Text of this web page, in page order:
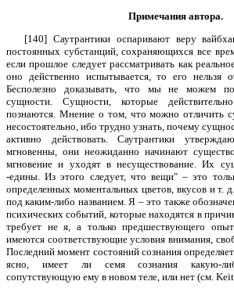
Примечания автора.
[140] Саутрантики оспаривают веру
постоянных субстанций, сохраняющихся все
если прошлое следует рассматривать как
оно действенно испытывается, то его нельзя
Бесполезно доказывать, что мы не можем
сущности. Сущности, которые
познаются. Мнение о том, что можно отличить
несостоятельно, ибо трудно узнать, почему
активно действовать. Саутрантики
мгновенны, они неожиданно начинают
мгновение и уходят в несуществование. Их
-едины. Из этого следует, что вещи" – это
определенных моментальных цветов, вкусов и т.
под каким-либо названием. Я – это также
психических событий, которые находятся в
требует не я, а только предшествующего
имеются соответствующие условия внимания,
Последний момент состояний сознания
ясно, имеет ли семя сознания какую-
сопутствующую ему в новом теле, или нет (см.